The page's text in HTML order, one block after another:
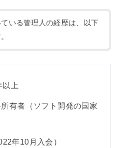
いる管理人の経歴は、以下
上
有者（ソフト開発の国家
年10月入会）